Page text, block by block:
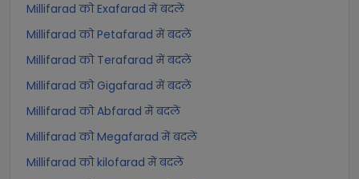
Millifarad को Exafarad में बदलें
Millifarad को Petafarad में बदलें
Millifarad को Terafarad में बदलें
Millifarad को Gigafarad में बदलें
Millifarad को Abfarad में बदलें
Millifarad को Megafarad में बदलें
Millifarad को kilofarad में बदलें